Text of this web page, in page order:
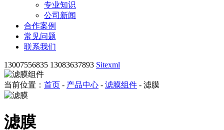
专业知识
公司新闻
合作案例
常见问题
联系我们
13007556835 13083637893 Sitexml
当前位置： 首页 - 产品中心 - 滤膜组件 - 滤膜
滤膜